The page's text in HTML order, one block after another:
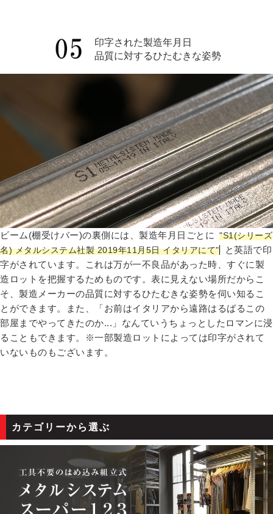
印字された製造年月日
品質に対するひたむきな姿勢
ビーム(棚受けバー)の裏側には、製造年月日ごとに
"S1(シリーズ
名) メタルシステム社製 2019年11月5日 イタリアにて"
と英語で印
字がされています。これは万が一不良品があった時、すぐに製
造ロットを把握するためものです。表に見えない場所だからこ
そ、製造メーカーの品質に対するひたむきな姿勢を伺い知るこ
とができます。また、「お前はイタリアから遠路はるばるこの
部屋までやってきたのか...」なんていうちょっとしたロマンに浸
ることもできます。※一部製造ロットによっては印字がされて
いないものもございます。
カテゴリーから選ぶ